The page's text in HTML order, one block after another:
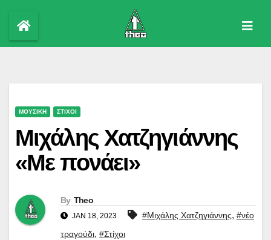
content
ΜΟΥΣΙΚΗ ΣΤΙΧΟΙ
Μιχάλης Χατζηγιάννης
«Με πονάει»
By Theo
JAN 18, 2023 #Μιχάλης Χατζηγιάννης, #νέο
τραγούδι, #Στίχοι